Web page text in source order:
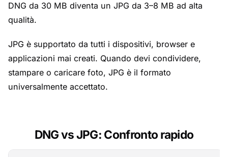
DNG da 30 MB diventa un JPG da 3–8 MB ad alta
qualità.
JPG è supportato da tutti i dispositivi, browser e
applicazioni mai creati. Quando devi condividere,
stampare o caricare foto, JPG è il formato
universalmente accettato.
DNG vs JPG: Confronto rapido